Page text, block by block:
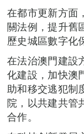
在都市更新方面
關法例，提升舊
歷史城區數字化
在法治澳門建設
化建設，加快澳
助和移交逃犯制
院，以共建共管
合作。